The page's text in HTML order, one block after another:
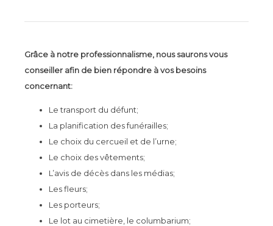
Grâce à notre professionnalisme, nous saurons vous
conseiller afin de bien répondre à vos besoins
concernant:
Le transport du défunt;
La planification des funérailles;
Le choix du cercueil et de l’urne;
Le choix des vêtements;
L’avis de décès dans les médias;
Les fleurs;
Les porteurs;
Le lot au cimetière, le columbarium;